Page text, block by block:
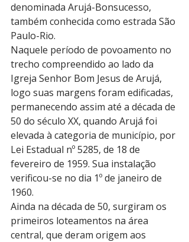
denominada Arujá-Bonsucesso,
também conhecida como estrada São
Paulo-Rio.
Naquele período de povoamento no
trecho compreendido ao lado da
Igreja Senhor Bom Jesus de Arujá,
logo suas margens foram edificadas,
permanecendo assim até a década de
50 do século XX, quando Arujá foi
elevada à categoria de município, por
Lei Estadual nº 5285, de 18 de
fevereiro de 1959. Sua instalação
verificou-se no dia 1º de janeiro de
1960.
Ainda na década de 50, surgiram os
primeiros loteamentos na área
central, que deram origem aos